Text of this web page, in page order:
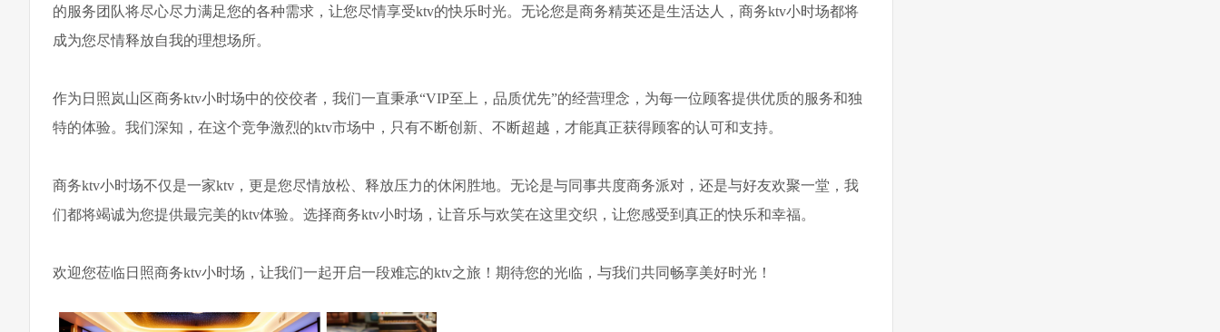
的服务团队将尽心尽力满足您的各种需求，让您尽情享受ktv的快乐时光。无论您是商务精英还是生活达人，商务ktv小时场都将
成为您尽情释放自我的理想场所。
作为日照岚山区商务ktv小时场中的佼佼者，我们一直秉承“VIP至上，品质优先”的经营理念，为每一位顾客提供优质的服务和独
特的体验。我们深知，在这个竞争激烈的ktv市场中，只有不断创新、不断超越，才能真正获得顾客的认可和支持。
商务ktv小时场不仅是一家ktv，更是您尽情放松、释放压力的休闲胜地。无论是与同事共度商务派对，还是与好友欢聚一堂，我
们都将竭诚为您提供最完美的ktv体验。选择商务ktv小时场，让音乐与欢笑在这里交织，让您感受到真正的快乐和幸福。
欢迎您莅临日照商务ktv小时场，让我们一起开启一段难忘的ktv之旅！期待您的光临，与我们共同畅享美好时光！